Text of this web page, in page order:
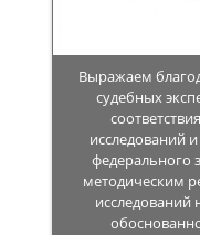
Выражаем
судебных
исследований
федерального
методическим
исследований